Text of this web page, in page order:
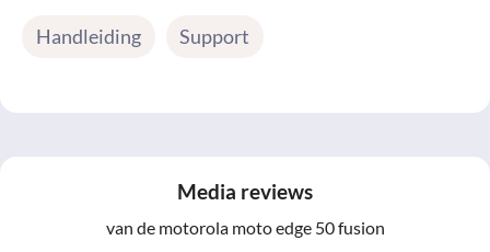
Handleiding Support
Media reviews
van de motorola moto edge 50 fusion